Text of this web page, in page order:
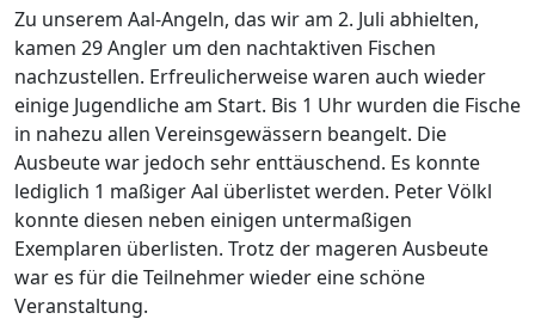
Zu unserem Aal-Angeln, das wir am 2. Juli abhielten,
kamen 29 Angler um den nachtaktiven Fischen
nachzustellen. Erfreulicherweise waren auch wieder
einige Jugendliche am Start. Bis 1 Uhr wurden die Fische
in nahezu allen Vereinsgewässern beangelt. Die
Ausbeute war jedoch sehr enttäuschend. Es konnte
lediglich 1 maßiger Aal überlistet werden. Peter Völkl
konnte diesen neben einigen untermaßigen
Exemplaren überlisten. Trotz der mageren Ausbeute
war es für die Teilnehmer wieder eine schöne
Veranstaltung.